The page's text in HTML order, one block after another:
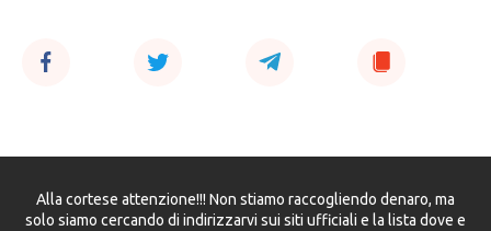
Alla cortese attenzione!!! Non stiamo raccogliendo denaro, ma
solo siamo cercando di indirizzarvi sui siti ufficiali e la lista dove e